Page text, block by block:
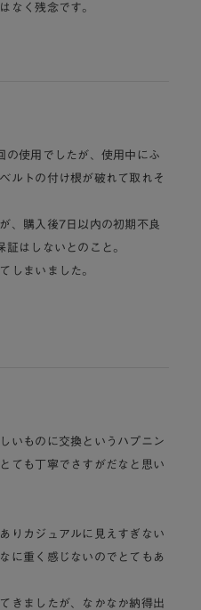
なく残念です。
の使用でしたが、使用中にふ
ルトの付け根が破れて取れそ
、購入後7日以内の初期不良
はしないとのこと。
しまいました。
いものに交換というハプニン
ても丁寧でさすがだなと思い
りカジュアルに見えすぎない
に重く感じないのでとてもあ
きましたが、なかなか納得出